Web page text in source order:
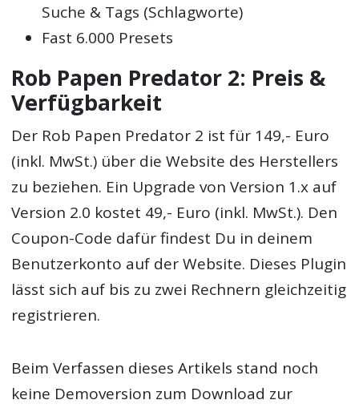
Suche & Tags (Schlagworte)
Fast 6.000 Presets
Rob Papen Predator 2: Preis &
Verfügbarkeit
Der Rob Papen Predator 2 ist für 149,- Euro
(inkl. MwSt.) über die Website des Herstellers
zu beziehen. Ein Upgrade von Version 1.x auf
Version 2.0 kostet 49,- Euro (inkl. MwSt.). Den
Coupon-Code dafür findest Du in deinem
Benutzerkonto auf der Website. Dieses Plugin
lässt sich auf bis zu zwei Rechnern gleichzeitig
registrieren.
Beim Verfassen dieses Artikels stand noch
keine Demoversion zum Download zur